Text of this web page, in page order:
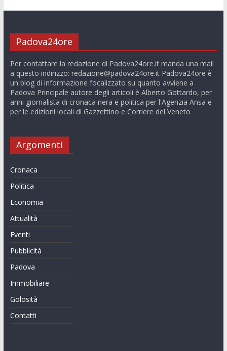
Padova24ore
Per contattare la redazione di Padova24ore.it manda una mail
a questo indirizzo: redazione@padova24ore.itPadova24ore è
un blog di informazione focalizzato su quanto avviene a
Padova Principale autore degli articoli è Alberto Gottardo, per
anni giornalista di cronaca nera e politica per l'Agenzia Ansa e
per le edizioni locali di Gazzettino e Corriere del Veneto
Argomenti
Cronaca
Politica
Economia
Attualità
Eventi
Pubblicità
Padova
Immobiliare
Golosità
Contatti